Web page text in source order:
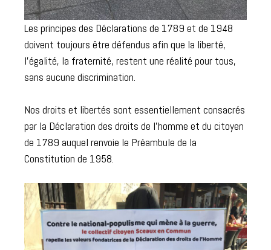
Les principes des Déclarations de 1789 et de 1948
doivent toujours être défendus afin que la liberté,
l’égalité, la fraternité, restent une réalité pour tous,
sans aucune discrimination.
Nos droits et libertés sont essentiellement consacrés
par la Déclaration des droits de l’homme et du citoyen
de 1789 auquel renvoie le Préambule de la
Constitution de 1958.